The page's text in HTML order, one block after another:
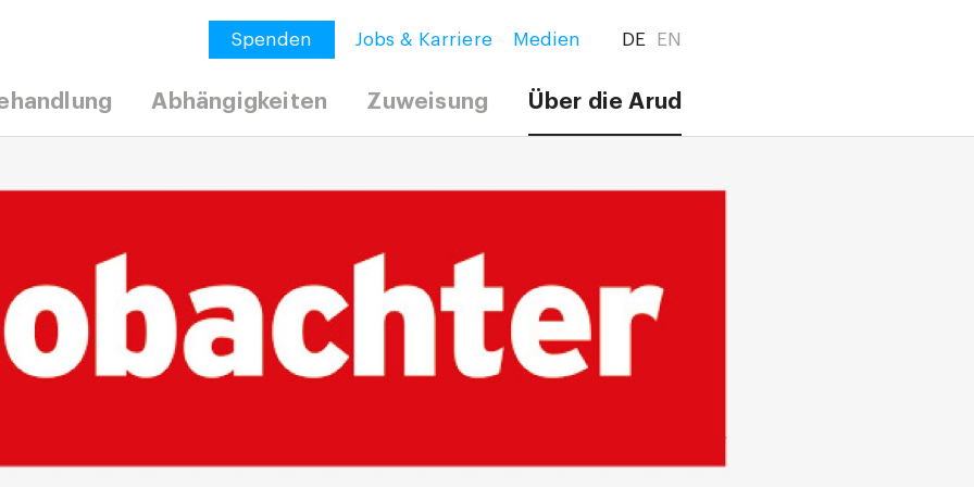
Spenden Jobs & Karriere Medien DE EN
Abhängigkeiten Zuweisung Über die Arud